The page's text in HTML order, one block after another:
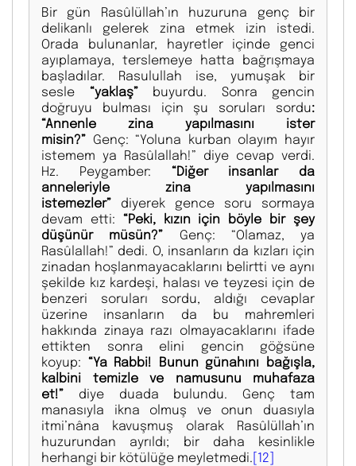
Bir gün Rasûlüllah’ın huzuruna genç bir
delikanlı gelerek zina etmek izin istedi.
Orada bulunanlar, hayretler içinde genci
ayıplamaya, terslemeye hatta bağrışmaya
başladılar. Rasulullah ise, yumuşak bir
sesle “yaklaş”buyurdu. Sonra gencin
doğruyu bulması için şu soruları sordu:
“Annenle zina yapılmasını ister
misin?” Genç: “Yoluna kurban olayım hayır
istemem ya Rasûlallah!” diye cevap verdi.
Hz. Peygamber: “Diğer insanlar da
anneleriyle zina yapılmasını
istemezler” diyerek gence soru sormaya
devam etti: “Peki, kızın için böyle bir şey
düşünür müsün?” Genç: “Olamaz, ya
Rasûlallah!” dedi. O, insanların da kızları için
zinadan hoşlanmayacaklarını belirtti ve aynı
şekilde kız kardeşi, halası ve teyzesi için de
benzeri soruları sordu, aldığı cevaplar
üzerine insanların da bu mahremleri
hakkında zinaya razı olmayacaklarını ifade
ettikten sonra elini gencin göğsüne
koyup: “Ya Rabbi! Bunun günahını bağışla,
kalbini temizle ve namusunu muhafaza
et!” diye duada bulundu. Genç tam
manasıyla ikna olmuş ve onun duasıyla
itmi’nâna kavuşmuş olarak Rasûlüllah’ın
huzurundan ayrıldı; bir daha kesinlikle
herhangi bir kötülüğe meyletmedi.[12]